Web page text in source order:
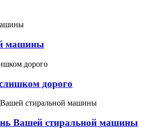
машины
дорого
Вашей стиральной машины